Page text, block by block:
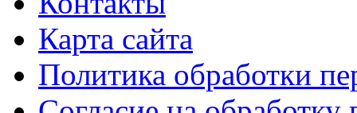
Карта сайта
Политика обработки